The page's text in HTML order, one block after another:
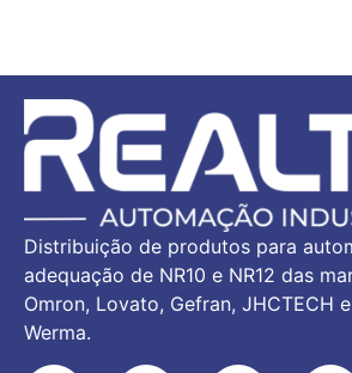
Distribuição de produtos para
adequação de NR10 e NR12 das
Omron, Lovato, Gefran, JHCTECH e
Werma.